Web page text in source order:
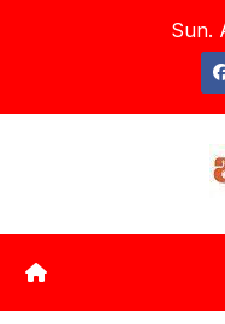
Sun.